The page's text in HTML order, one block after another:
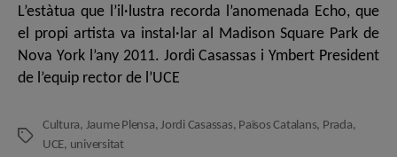
L’estàtua que l’il·lustra recorda l’anomenada Echo, que
el propi artista va instal·lar al Madison Square Park de
Nova York l’any 2011. Jordi Casassas i Ymbert President
de l’equip rector de l’UCE
Etiquetes
Cultura, Jaume Plensa,Jordi Casassas, Països Catalans, Prada,
UCE, universitat